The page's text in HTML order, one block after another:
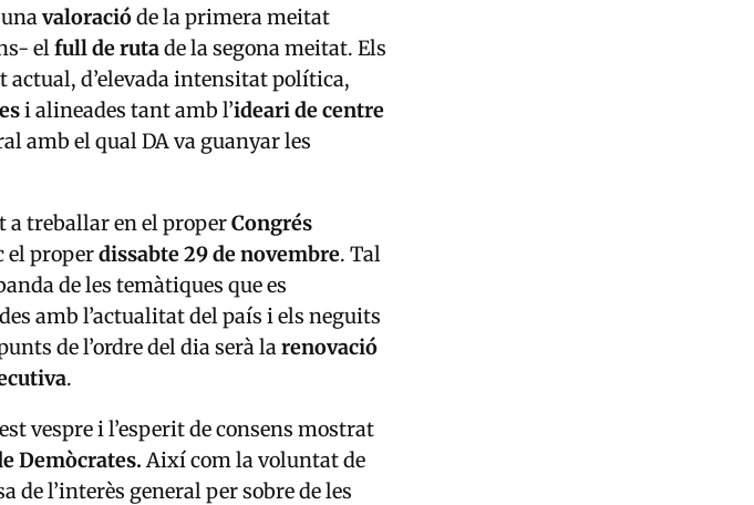
valoracióde la primera meitat
elfull de rutade la segona meitat. Els
d’elevada intensitat política,
i alineades tant amb l’ideari de centre
amb el qual DA va guanyar les
a treballar en el properCongrés
el properdissabte 29 de novembre. Tal
de les temàtiques que es
amb l’actualitat del país i els neguits
de l’ordre del dia serà larenovació
.
vespre i l’esperit de consens mostrat
Demòcrates.Així com la voluntat de
de l’interès general per sobre de les